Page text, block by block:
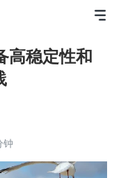
高稳定性和
钟